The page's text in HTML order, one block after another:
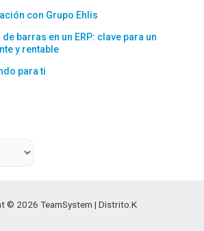
con Grupo Ehlis
barras en un ERP: clave para un
y rentable
para ti
© 2026 TeamSystem | Distrito.K